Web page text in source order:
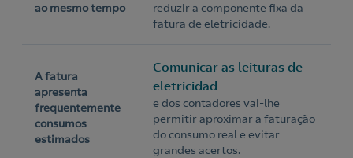
ao mesmo tempo
reduzir a componente fixa da
fatura de eletricidade.
A fatura
apresenta
frequentemente
consumos
estimados
Comunicar as leituras de
eletricidad
e dos contadores vai-lhe
permitir aproximar a faturação
do consumo real e evitar
grandes acertos.